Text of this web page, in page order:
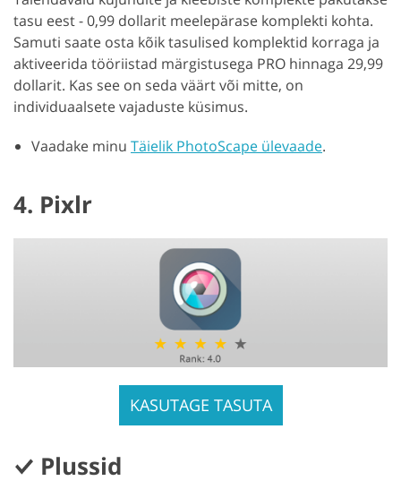
tasu eest - 0,99 dollarit meelepärase komplekti kohta.
Samuti saate osta kõik tasulised komplektid korraga ja
aktiveerida tööriistad märgistusega PRO hinnaga 29,99
dollarit. Kas see on seda väärt või mitte, on
individuaalsete vajaduste küsimus.
Vaadake minu Täielik PhotoScape ülevaade.
4. Pixlr
KASUTAGE TASUTA
Plussid